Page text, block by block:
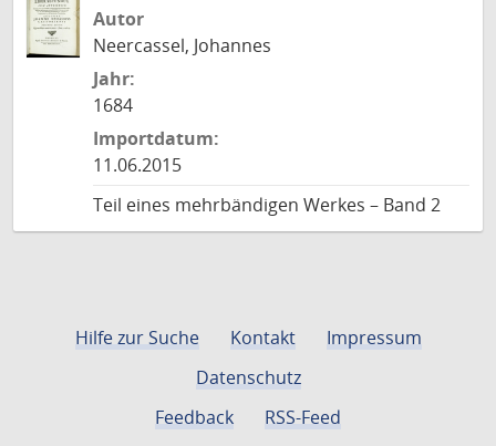
Autor
Neercassel, Johannes
Jahr:
1684
Importdatum:
11.06.2015
Teil eines mehrbändigen Werkes – Band 2
Hilfe zur Suche Kontakt
Impressum
Datenschutz
Feedback
RSS-Feed